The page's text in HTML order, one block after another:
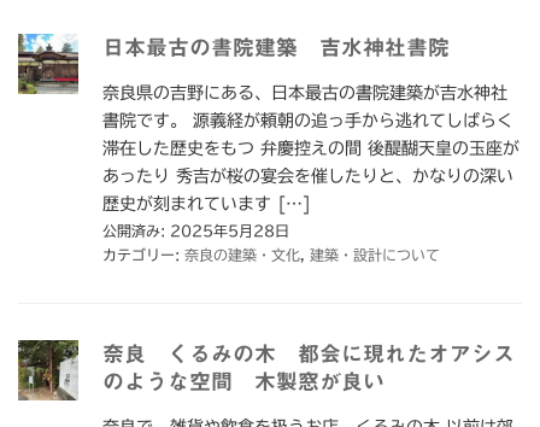
日本最古の書院建築 吉水神社書院
奈良県の吉野にある、日本最古の書院建築が吉水神社
書院です。 源義経が頼朝の追っ手から逃れてしばらく
滞在した歴史をもつ 弁慶控えの間 後醍醐天皇の玉座が
あったり 秀吉が桜の宴会を催したりと、かなりの深い
歴史が刻まれています […]
公開済み: 2025年5月28日
カテゴリー: 奈良の建築・文化 建築・設計について
奈良 くるみの木 都会に現れたオアシス
のような空間 木製窓が良い